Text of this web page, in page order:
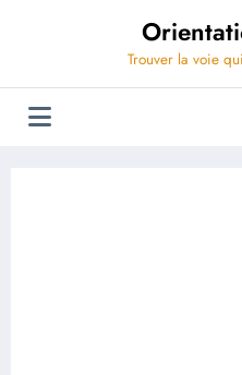
Trouver la voie